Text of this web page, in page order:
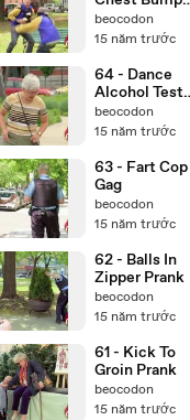
Prank‬‏
beocodon
15 năm trước
64 - Dance
Alcohol Test
Gag
beocodon
15 năm trước
63 - Fart Cop
Gag
beocodon
15 năm trước
62 - Balls In
Zipper Prank
beocodon
15 năm trước
61 - Kick To
Groin Prank
beocodon
15 năm trước